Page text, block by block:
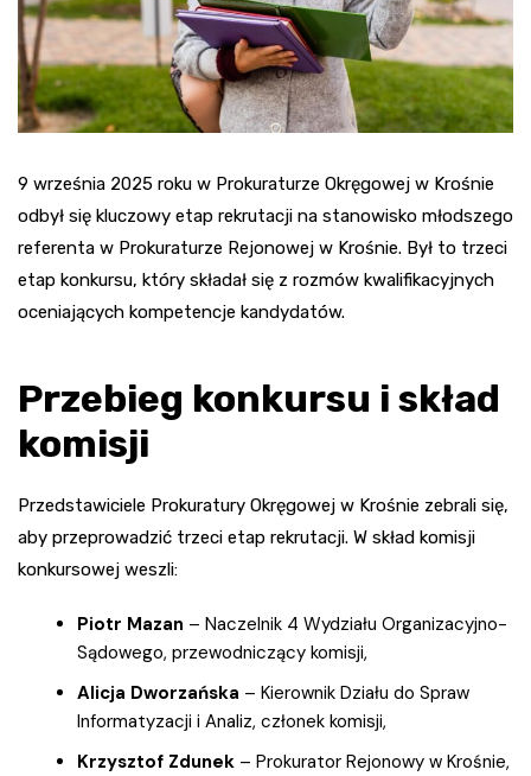
9 września 2025 roku w Prokuraturze Okręgowej w Krośnie
odbył się kluczowy etap rekrutacji na stanowisko młodszego
referenta w Prokuraturze Rejonowej w Krośnie. Był to trzeci
etap konkursu, który składał się z rozmów kwalifikacyjnych
oceniających kompetencje kandydatów.
Przebieg konkursu i skład
komisji
Przedstawiciele Prokuratury Okręgowej w Krośnie zebrali się,
aby przeprowadzić trzeci etap rekrutacji. W skład komisji
konkursowej weszli:
Piotr Mazan – Naczelnik 4 Wydziału Organizacyjno-
Sądowego, przewodniczący komisji,
Alicja Dworzańska – Kierownik Działu do Spraw
Informatyzacji i Analiz, członek komisji,
Krzysztof Zdunek – Prokurator Rejonowy w Krośnie,